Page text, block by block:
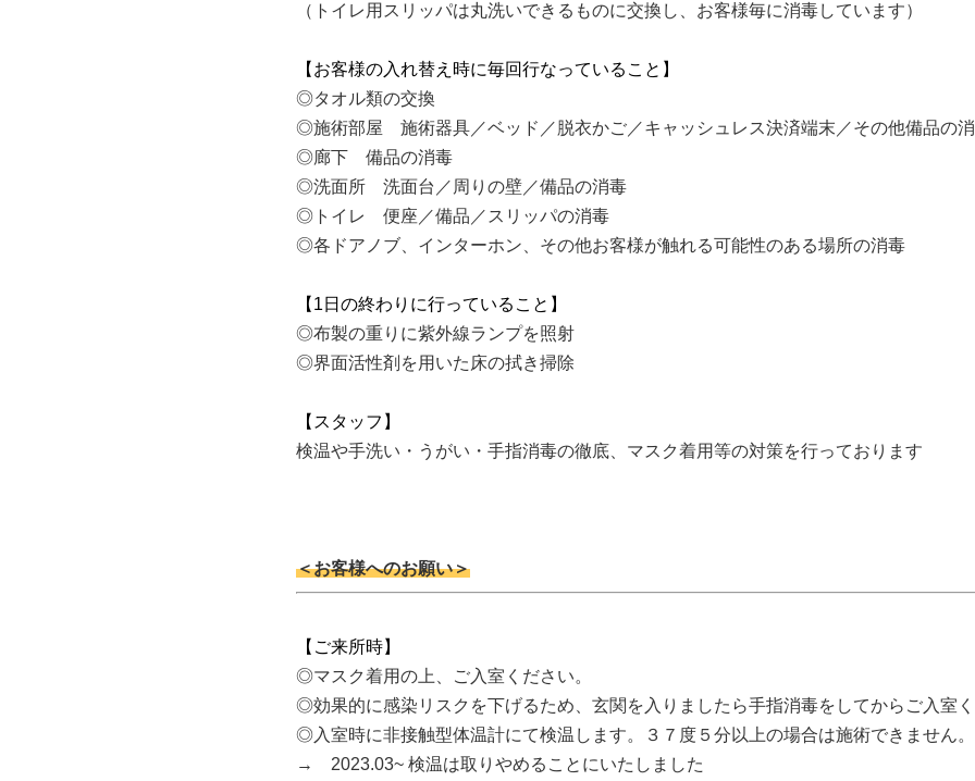
（トイレ用スリッパは丸洗いできるものに交換し、お客様毎に消毒しています）
【お客様の入れ替え時に毎回行なっていること】
◎タオル類の交換
◎施術部屋 施術器具／ベッド／脱衣かご／キャッシュレス決済端末／その他備品の
◎廊下 備品の消毒
◎洗面所 洗面台／周りの壁／備品の消毒
◎トイレ 便座／備品／スリッパの消毒
◎各ドアノブ、インターホン、その他お客様が触れる可能性のある場所の消毒
【1日の終わりに行っていること】
◎布製の重りに紫外線ランプを照射
◎界面活性剤を用いた床の拭き掃除
【スタッフ】
検温や手洗い・うがい・手指消毒の徹底、マスク着用等の対策を行っております
＜お客様へのお願い＞
【ご来所時】
◎マスク着用の上、ご入室ください。
◎効果的に感染リスクを下げるため、玄関を入りましたら手指消毒をしてからご入室
◎入室時に非接触型体温計にて検温します。３７度５分以上の場合は施術できません。
→ 2023.03~ 検温は取りやめることにいたしました